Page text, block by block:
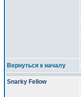
Вернуться к началу
Snarky Fellow